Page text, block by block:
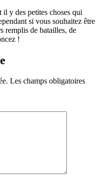
y des petites choses qui
si vous souhaitez être
remplis de batailles, de
!
Les champs obligatoires